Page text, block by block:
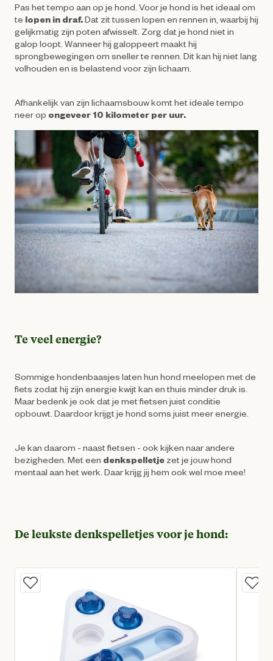
Pas het tempo aan op je hond. Voor je hond is het ideaal om
te lopen in draf.Dat zit tussen lopen en rennen in, waarbij hij
gelijkmatig zijn poten afwisselt. Zorg dat je hond niet in
galop loopt. Wanneer hij galoppeert maakt hij
sprongbewegingen om sneller te rennen. Dit kan hij niet lang
volhouden en is belastend voor zijn lichaam.
Afhankelijk van zijn lichaamsbouw komt het ideale tempo
neer op ongeveer 10 kilometer per uur.
Te veel energie?
Sommige hondenbaasjes laten hun hond meelopen met de
fiets zodat hij zijn energie kwijt kan en thuis minder druk is.
Maar bedenk je ook dat je met fietsen juist conditie
opbouwt. Daardoor krijgt je hond soms juist meer energie.
Je kan daarom - naast fietsen - ook kijken naar andere
bezigheden. Met een denkspelletje zet je jouw hond
mentaal aan het werk. Daar krijg jij hem ook wel moe mee!
De leukste denkspelletjes voor je hond: